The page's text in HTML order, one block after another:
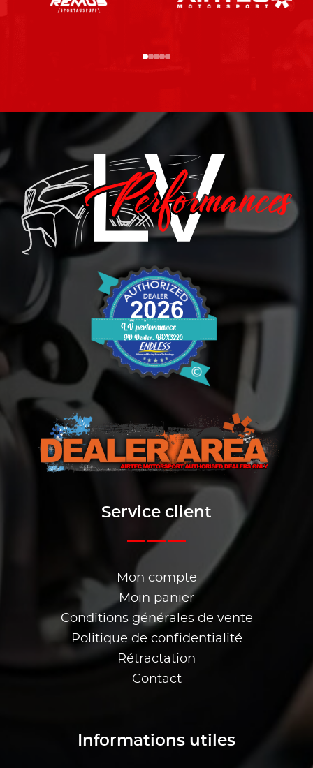
Service client
Mon compte
Moin panier
Conditions générales de vente
Politique de confidentialité
Rétractation
Contact
Informations utiles